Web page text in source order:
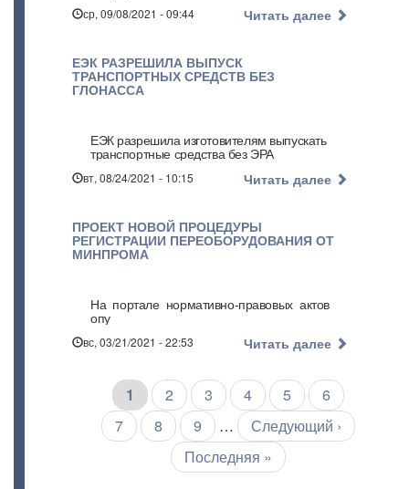
ср, 09/08/2021 - 09:44 Читать далее
ЕЭК РАЗРЕШИЛА ВЫПУСК
ТРАНСПОРТНЫХ СРЕДСТВ БЕЗ
ГЛОНАССА
ЕЭК разрешила изготовителям выпускать
транспортные средства без ЭРА
вт, 08/24/2021 - 10:15 Читать далее
ПРОЕКТ НОВОЙ ПРОЦЕДУРЫ
РЕГИСТРАЦИИ ПЕРЕОБОРУДОВАНИЯ ОТ
МИНПРОМА
На портале нормативно-правовых актов
опу
вс, 03/21/2021 - 22:53 Читать далее
Нумерация
страниц
Текущая
страница
1 Страница
2 Страница
3 Страница
4 Страница
5 Страница
6
Страница
7 Страница
8 Страница
9 …
Следующая
страница
Следующий ›
Последняя
страница
Последняя »